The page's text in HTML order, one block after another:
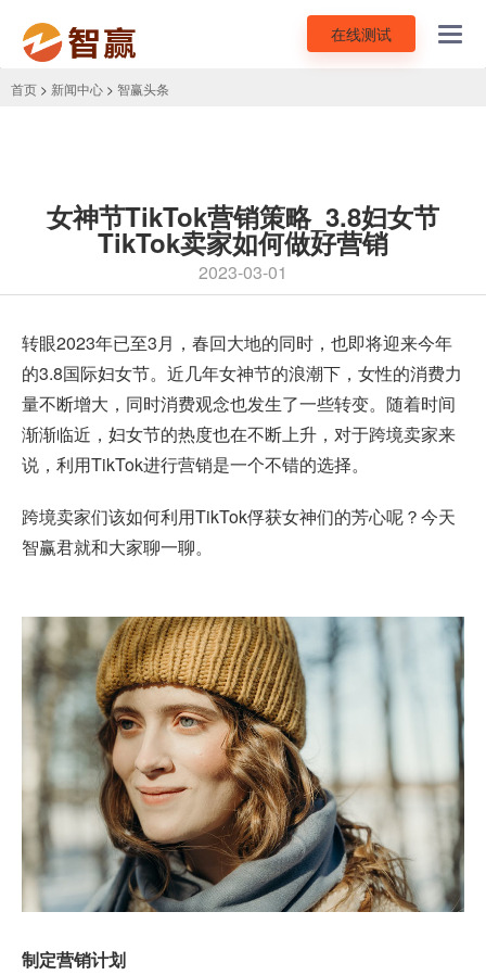
在线测试
首页 > 新闻中心 > 智赢头条
女神节TikTok营销策略_3.8妇女节
TikTok卖家如何做好营销
2023-03-01
转眼2023年已至3月，春回大地的同时，也即将迎来今年
的3.8国际妇女节。近几年女神节的浪潮下，女性的消费力
量不断增大，同时消费观念也发生了一些转变。随着时间
渐渐临近，妇女节的热度也在不断上升，对于跨境卖家来
说，利用TikTok进行营销是一个不错的选择。
跨境卖家们该如何利用TikTok俘获女神们的芳心呢？今天
智赢君就和大家聊一聊。
制定营销计划